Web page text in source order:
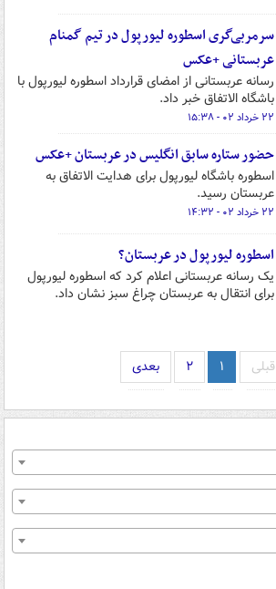
سرمربی‌گری اسطوره لیورپول در تیم گمنام
عربستانی +عکس
رسانه عربستانی از امضای قرارداد اسطوره لیورپول با
باشگاه الاتفاق خبر داد.
۲۲ خرداد ۰۲ - ۱۵:۳۸
حضور ستاره سابق انگلیس در عربستان +عکس
اسطوره باشگاه لیورپول برای هدایت الاتفاق به
عربستان رسید.
۲۲ خرداد ۰۲ - ۱۴:۳۲
اسطوره لیورپول در عربستان؟
یک رسانه عربستانی اعلام کرد که اسطوره لیورپول
برای انتقال به عربستان چراغ سبز نشان داد.
قبلی ۱ ۲ بعدی